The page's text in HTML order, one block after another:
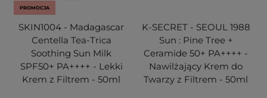
PROMOCJA
SKIN1004 - Madagascar
Centella Tea-Trica
Soothing Sun Milk
SPF50+ PA++++ - Lekki
Krem z Filtrem - 50ml
K-SECRET - SEOUL 1988
Sun : Pine Tree +
Ceramide 50+ PA++++ -
Nawilżający Krem do
Twarzy z Filtrem - 50ml